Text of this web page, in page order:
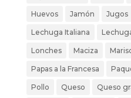
Huevos Jamón Jugos
Lechuga Italiana
Lonches Maciza
Papas a la Francesa
Pollo Queso Queso